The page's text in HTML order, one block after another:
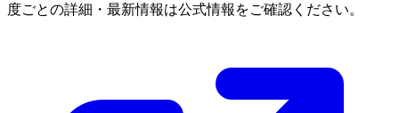
度ごとの詳細・最新情報は公式情報をご確認ください。